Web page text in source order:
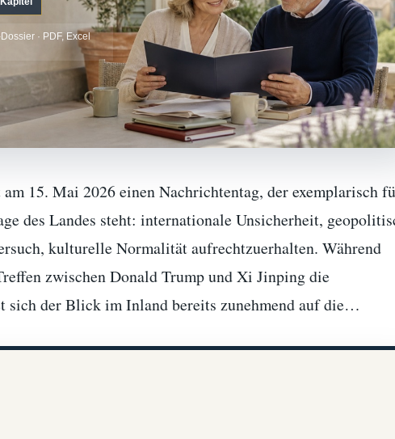
· PDF, Excel
15. Mai 2026 einen Nachrichtentag, der exemplarisch
des Landes steht: internationale Unsicherheit,
kulturelle Normalität aufrechtzuerhalten. Während
zwischen Donald Trump und Xi Jinping die
sich der Blick im Inland bereits zunehmend auf die…